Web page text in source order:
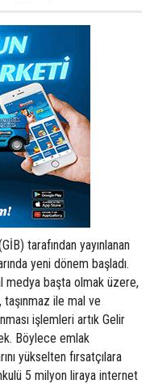
tarafından yayınlanan
yeni dönem başladı.
medya başta olmak üzere,
taşınmaz ile mal ve
işlemleri artık Gelir
Böylece emlak
yükselten fırsatçılara
5 milyon liraya internet